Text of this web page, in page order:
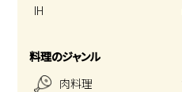
IH
料理のジャンル
肉料理